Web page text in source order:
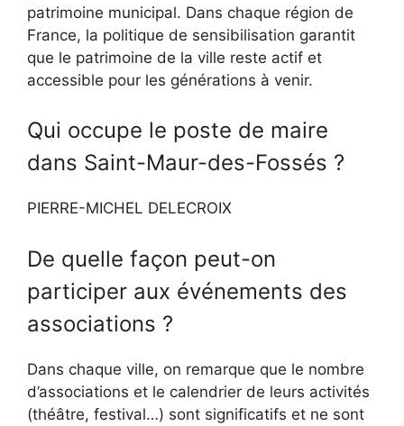
patrimoine municipal. Dans chaque région de
France, la politique de sensibilisation garantit
que le patrimoine de la ville reste actif et
accessible pour les générations à venir.
Qui occupe le poste de maire
dans Saint-Maur-des-Fossés ?
PIERRE-MICHEL DELECROIX
De quelle façon peut-on
participer aux événements des
associations ?
Dans chaque ville, on remarque que le nombre
d’associations et le calendrier de leurs activités
(théâtre, festival…) sont significatifs et ne sont